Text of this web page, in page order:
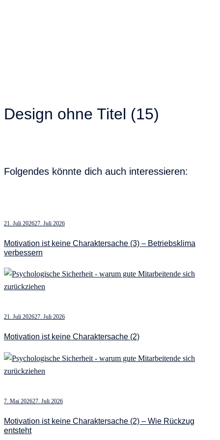
Design ohne Titel (15)
Folgendes könnte dich auch interessieren:
21. Juli 202627. Juli 2026
Motivation ist keine Charaktersache (3) – Betriebsklima
verbessern
21. Juli 202627. Juli 2026
Motivation ist keine Charaktersache (2)
7. Mai 202627. Juli 2026
Motivation ist keine Charaktersache (2) – Wie Rückzug
entsteht